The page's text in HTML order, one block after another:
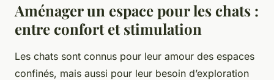
Aménager un espace pour les chats :
entre confort et stimulation
Les chats sont connus pour leur amour des espaces
confinés, mais aussi pour leur besoin d’exploration